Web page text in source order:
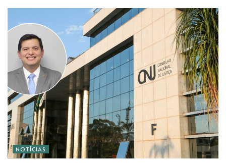
NOTÍCIAS